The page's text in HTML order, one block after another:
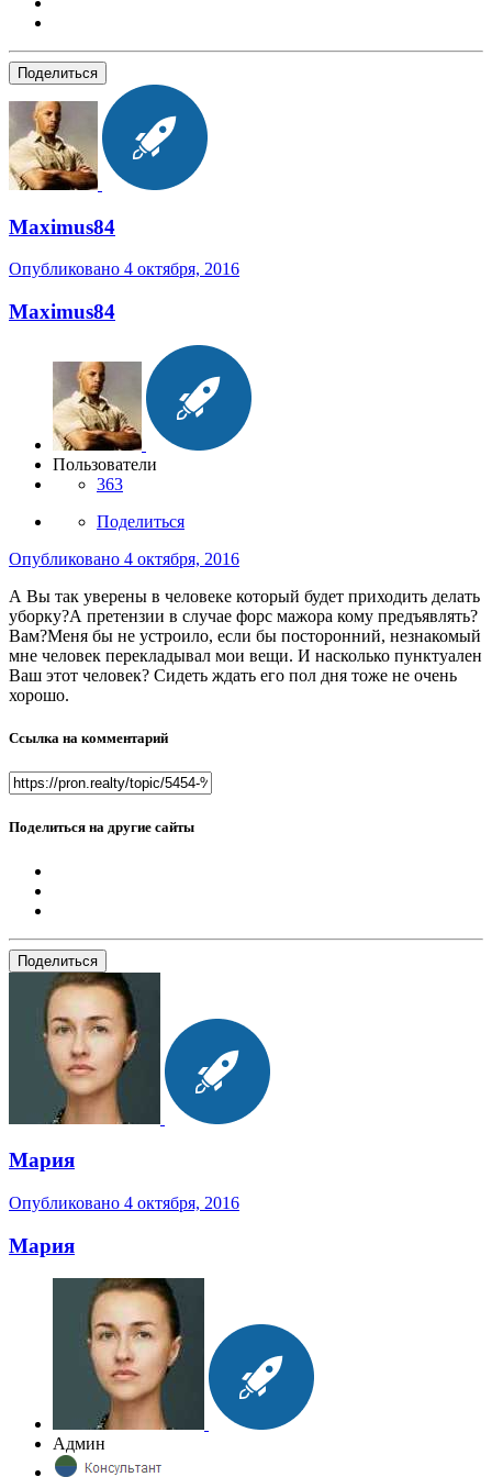
Поделиться
Maximus84
Опубликовано 4 октября, 2016
Maximus84
Пользователи
363
Поделиться
Опубликовано 4 октября, 2016
А Вы так уверены в человеке который будет приходить делать
уборку?А претензии в случае форс мажора кому предъявлять?
Вам?Меня бы не устроило, если бы посторонний, незнакомый
мне человек перекладывал мои вещи. И насколько пунктуален
Ваш этот человек? Сидеть ждать его пол дня тоже не очень
хорошо.
Ссылка на комментарий
Поделиться на другие сайты
Поделиться
Мария
Опубликовано 4 октября, 2016
Мария
Админ